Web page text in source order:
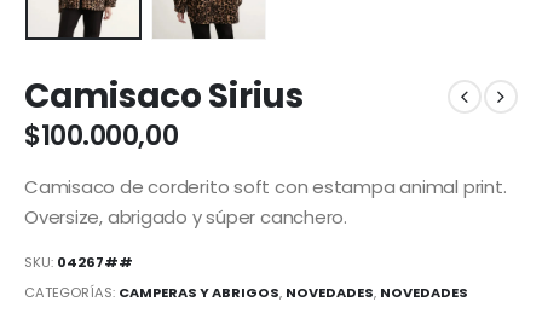
Camisaco Sirius
$100.000,00
Camisaco de corderito soft con estampa animal print.
Oversize, abrigado y súper canchero.
SKU: 04267##
CATEGORÍAS: CAMPERAS Y ABRIGOS, NOVEDADES, NOVEDADES